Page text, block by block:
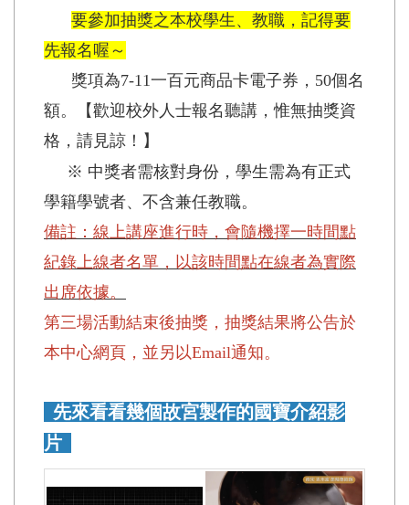
要參加抽獎之本校學生、教職，記得要
先報名喔～
獎項為7-11一百元商品卡電子券，50個名
額。【歡迎校外人士報名聽講，惟無抽獎資
格，請見諒！】
※ 中獎者需核對身份，學生需為有正式
學籍學號者、不含兼任教職。
備註：線上講座進行時，會隨機擇一時間點
紀錄上線者名單，以該時間點在線者為實際
出席依據。
第三場活動結束後抽獎，抽獎結果將公告於
本中心網頁，並另以Email通知。
先來看看幾個故宮製作的國寶介紹影
片